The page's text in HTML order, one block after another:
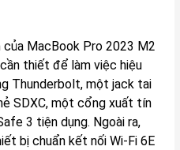
của MacBook Pro 2023 M2
thiết để làm việc hiệu
Thunderbolt, một jack tai
SDXC, một cổng xuất tín
3 tiện dụng. Ngoài ra,
bị chuẩn kết nối Wi-Fi 6E